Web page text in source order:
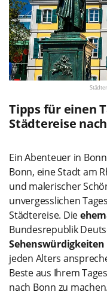
Tipps für einen
Städtereise
Ein Abenteuer in
Bonn, eine Stadt am
und malerischer
unvergesslichen
Städtereise. Die
Bundesrepublik
Sehenswürdigkeiten
jeden Alters
Beste aus Ihrem
nach Bonn zu machen.